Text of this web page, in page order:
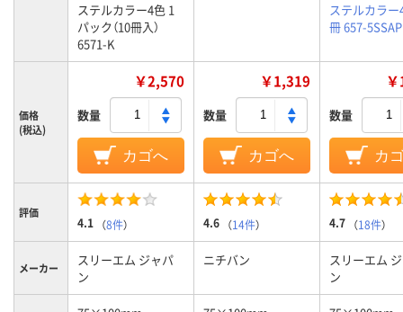
ステルカラー4色 1
パック（10冊入）
6571-K
ステルカラー
冊 657-5SSAP
価格
(税込)
￥2,570
数量
カゴへ
￥1,319
数量
カゴへ
数量
カ
評価
4.1 （8件） 4.6 （14件） 4.7 （18件）
メーカー
スリーエム ジャパ
ン
ニチバン
スリーエム
ン